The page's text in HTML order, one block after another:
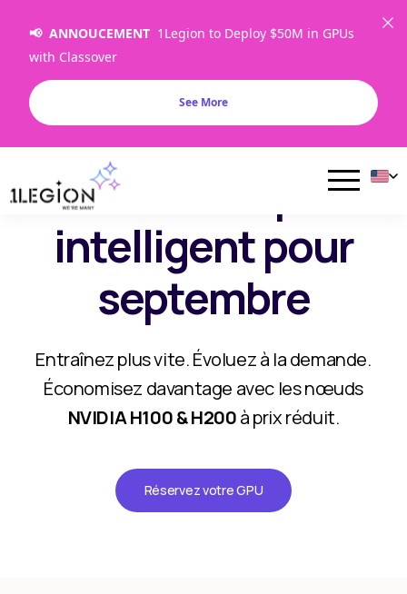
📢 ANNOUCEMENT 1Legion to Deploy $50M in GPUs
with Classover
See More
ILLIMITÉE • PAS DE FRAIS DE SORTIE INATTENDUS
Retour au Cloud :
Calcul GPU plus
intelligent pour
septembre
Entraînez plus vite. Évoluez à la demande.
Économisez davantage avec les nœuds
NVIDIA H100 & H200à prix réduit.
Réservez votre GPU